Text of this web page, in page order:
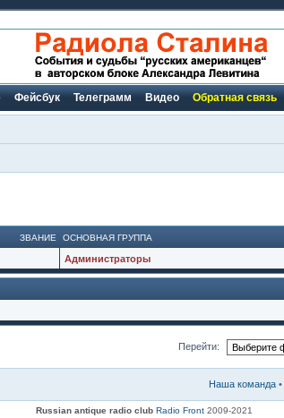
Фейсбук Телеграмм Видео Обратная связь
ЗВАНИЕ ОСНОВНАЯ ГРУППА
Администраторы
Перейти:
Наша команда •
Russian antique radio club Radio Front 2009-2021